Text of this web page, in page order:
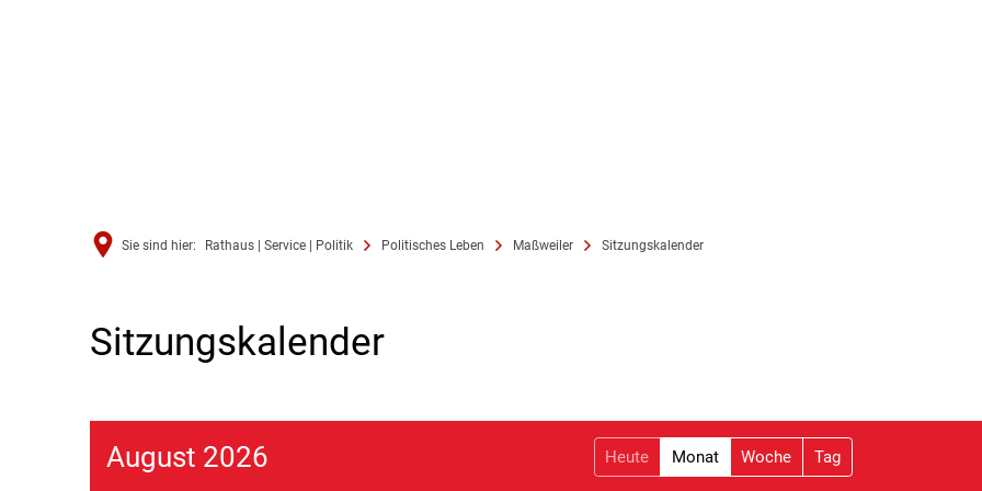
Sie sind hier: Rathaus | Service | Politik Politisches Leben Maßweiler Sitzungskalender
Sitzungskalender
Sitzungskalender
August 2026 Heute Monat Woche Tag